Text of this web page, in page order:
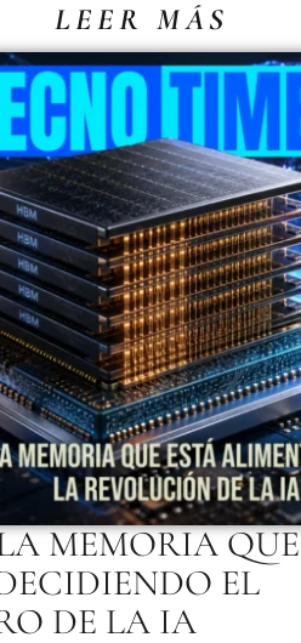
LEER MÁS
MEMORIA QUE
EL
DE LA IA